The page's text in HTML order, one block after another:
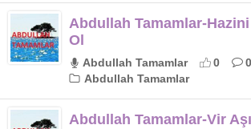
Abdullah Tamamlar-
Ol
Abdullah Tamamlar 0 0
Abdullah Tamamlar
Abdullah Tamamlar-Vir